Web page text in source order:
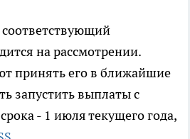
на рассмотрении.
принять его в ближайшие
запустить выплаты с
- 1 июля текущего года,